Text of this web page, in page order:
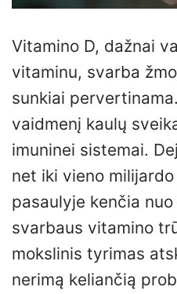
Vitamino D, dažnai
vitaminu, svarba
sunkiai
vaidmenį kaulų
imuninei sistemai.
net iki vieno
pasaulyje kenčia
svarbaus vitamino
mokslinis tyrimas
nerimą keliančią